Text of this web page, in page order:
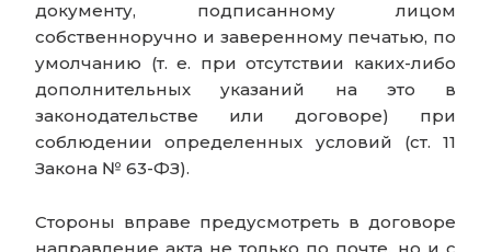
документу, подписанному лицом
собственноручно и заверенному печатью, по
умолчанию (т. е. при отсутствии каких-либо
дополнительных указаний на это в
законодательстве или договоре) при
соблюдении определенных условий (ст. 11
Закона № 63-ФЗ).
Стороны вправе предусмотреть в договоре